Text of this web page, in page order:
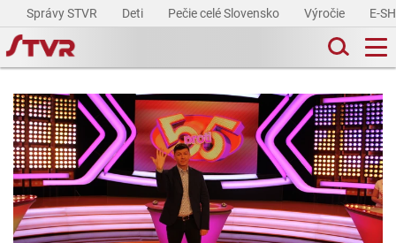
Správy STVR Deti Pečie celé Slovensko Výročie E-